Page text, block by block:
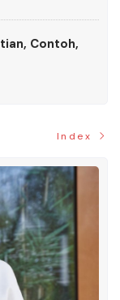
Contoh,
Index